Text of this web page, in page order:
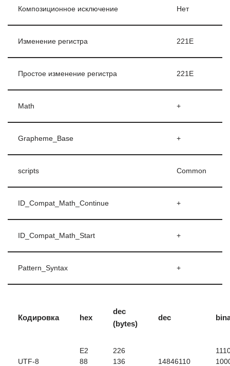
Композиционное исключение Нет
Изменение регистра 221E
Простое изменение регистра 221E
Math +
Grapheme_Base +
scripts Common
ID_Compat_Math_Continue +
ID_Compat_Math_Start +
Pattern_Syntax +
Кодировка hex
dec
(bytes)
dec
UTF-8
E2
88
226
136
14846110